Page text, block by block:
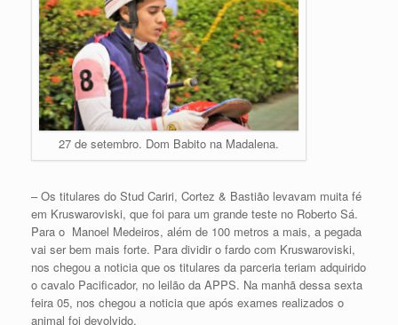
27 de setembro. Dom Babito na Madalena.
– Os titulares do Stud Cariri, Cortez & Bastião levavam muita fé
em Kruswaroviski, que foi para um grande teste no Roberto Sá.
Para o Manoel Medeiros, além de 100 metros a mais, a pegada
vai ser bem mais forte. Para dividir o fardo com Kruswaroviski,
nos chegou a noticia que os titulares da parceria teriam adquirido
o cavalo Pacificador, no leilão da APPS. Na manhã dessa sexta
feira 05, nos chegou a noticia que após exames realizados o
animal foi devolvido.